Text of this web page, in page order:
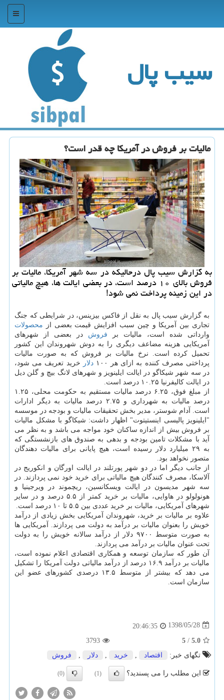
منو
سیب پال
مالیات بر فروش در آمریكا چه قدر است؟
به گزارش سیب پال درحالیكه در سه شهر آمریكا، مالیات بر
فروش بالای ۱۰ درصد است، در بعضی ایالت ها، هیچ مالیاتی
در این زمینه پرداخت نمی شود!
به گزارش سیب پال به نقل از فاكس بیزینس، در شرایطی كه جنگ
تجاری بین آمریكا و چین سبب افزایش قیمت بعضی از محصولات
وارداتی شده است، مالیات بر فروش در بعضی از شهرهای
آمریكایی هزینه مضاعف دیگری را به دوش شهروندان این كشور
تحمیل كرده است. نرخ مالیات بر فروش كه به صورت مالیات
پرداختی مصرف كننده به ازای هر ۱۰۰
دلار
خرید تعریف می شود،
در سه شهر شیكاگو در ایالت ایلینویز و شهرهای لانگ بیچ و گلن دیل
در ایالت كالیفرنیا ۱۰.۲۵ درصد است.
از مبلغ فوق، ۶.۲۵ درصد مالیات مستقیم به حكومت محلی، ۱.۲۵
درصد مالیات به شهرداری و ۲.۷۵ درصد مالیات به دیگر ادارات
است. آدام شوستر، مدیر بخش تحقیقات مالیات و بودجه در موسسه
"ایلینویز پالیسی اینستیتوت" اظهار داشت: شیكاگو با مشكل مالیات
بر فروش بیش از اندازه ساكنان خود مواجه می باشد و به نظر می
آید با مشكلات تامین بودجه و بدهی به صندوق های بازنشستگی كه
به ۲۹ میلیارد دلار رسیده است، هیچ پایانی برای مالیات دهندگان
متصور نخواهد بود.
از جانب دیگر اما در دو شهر پورتلند در ایالت اورگان و انكوریج در
آلاسكا، مصرف كنندگان هیچ مالیاتی برای خرید خود نمی پردازند. در
سه شهر مدیسون در ایالت ویسكانسین، ریچموند در ویرجینیا و
هونولولو در هاوایی، مالیات بر خرید كمتر از ۵.۵ درصد و در سایر
شهرهای آمریكایی، مالیات بر خرید عددی بین ۵.۵ تا ۱۰ درصد است.
علاوه بر مالیات بر خرید، شهروندان آمریكایی بخش زیادی از درآمد
خویش را بعنوان مالیات بر درآمد به دولت می پردازند. آمریكایی ها
به صورت متوسط ۹۷۰۰ دلار از درآمد سالانه خویش را به دولت
تحت عنوان مالیات بر درآمد می پردازند.
آن طور كه سازمان توسعه و همكاری اقتصادی اعلام نموده است،
مالیات بر درآمد ۱۶.۹ درصد از درآمد مالیاتی دولت آمریكا را تشكیل
می دهد كه بیشتر از متوسط ۱۳.۵ درصدی كشورهای عضو این
سازمان است.
1398/05/28
20:46:35
5.0
/
5
3793
تگهای خبر:
اقتصاد خرید دلار فروش
این مطلب را می پسندید؟ (1)
(0)